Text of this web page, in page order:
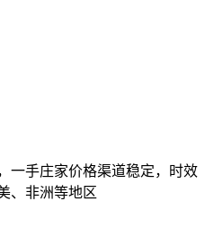
一手庄家价格渠道稳定，时效
、非洲等地区